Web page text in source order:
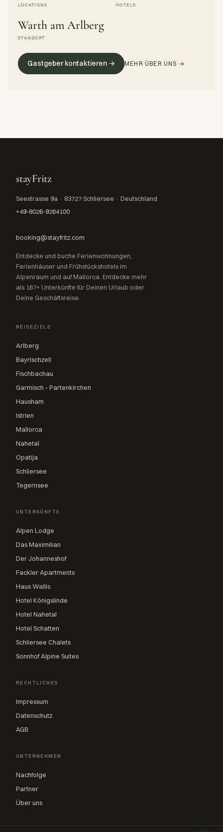
LOCATIONS HOTELS
Warth am Arlberg
STANDORT
Gastgeber kontaktieren → MEHR ÜBER UNS →
stayFritz
Seestrasse 9a · 83727 Schliersee · Deutschland
+49-8026-9264100
booking@stayfritz.com
Entdecke und buche Ferienwohnungen,
Ferienhäuser und Frühstückshotels im
Alpenraum und auf Mallorca. Entdecke mehr
als 167+ Unterkünfte für Deinen Urlaub oder
Deine Geschäftsreise.
REISEZIELE
Arlberg
Bayrischzell
Fischbachau
Garmisch - Partenkirchen
Hausham
Istrien
Mallorca
Nahetal
Opatija
Schliersee
Tegernsee
UNTERKÜNFTE
Alpen Lodge
Das Maximilian
Der Johanneshof
Fackler Apartments
Haus Wallis
Hotel Königslinde
Hotel Nahetal
Hotel Schatten
Schliersee Chalets
Sonnhof Alpine Suites
RECHTLICHES
Impressum
Datenschutz
AGB
UNTERNEHMEN
Nachfolge
Partner
Über uns